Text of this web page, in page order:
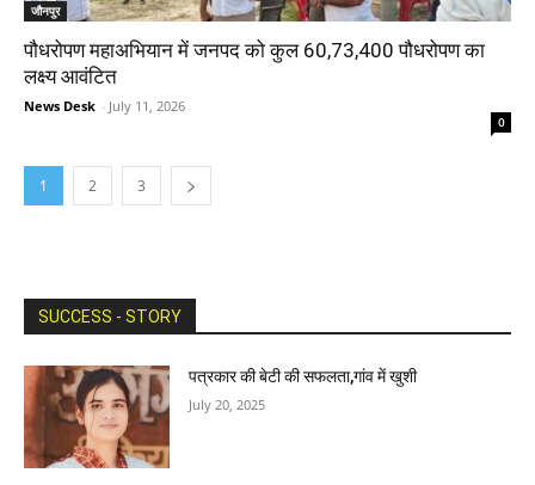
जौनपुर
पौधरोपण महाअभियान में जनपद को कुल 60,73,400 पौधरोपण का
लक्ष्य आवंटित
News Desk - July 11, 2026
0
1 2 3
SUCCESS - STORY
पत्रकार की बेटी की सफलता,गांव में खुशी
July 20, 2025